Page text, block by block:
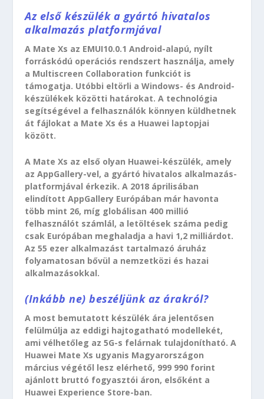
Az első készülék a gyártó hivatalos
alkalmazás platformjával
A Mate Xs az EMUI10.0.1 Android-alapú, nyílt
forráskódú operációs rendszert használja, amely
a Multiscreen Collaboration funkciót is
támogatja. Utóbbi eltörli a Windows- és Android-
készülékek közötti határokat. A technológia
segítségével a felhasználók könnyen küldhetnek
át fájlokat a Mate Xs és a Huawei laptopjai
között.
A Mate Xs az első olyan Huawei-készülék, amely
az AppGallery-vel, a gyártó hivatalos alkalmazás-
platformjával érkezik. A 2018 áprilisában
elindított AppGallery Európában már havonta
több mint 26, míg globálisan 400 millió
felhasználót számlál, a letöltések száma pedig
csak Európában meghaladja a havi 1,2 milliárdot.
Az 55 ezer alkalmazást tartalmazó áruház
folyamatosan bővül a nemzetközi és hazai
alkalmazásokkal.
(Inkább ne) beszéljünk az árakról?
A most bemutatott készülék ára jelentősen
felülmúlja az eddigi hajtogatható modellekét,
ami vélhetőleg az 5G-s felárnak tulajdonítható. A
Huawei Mate Xs ugyanis Magyarországon
március végétől lesz elérhető, 999 990 forint
ajánlott bruttó fogyasztói áron, elsőként a
Huawei Experience Store-ban.